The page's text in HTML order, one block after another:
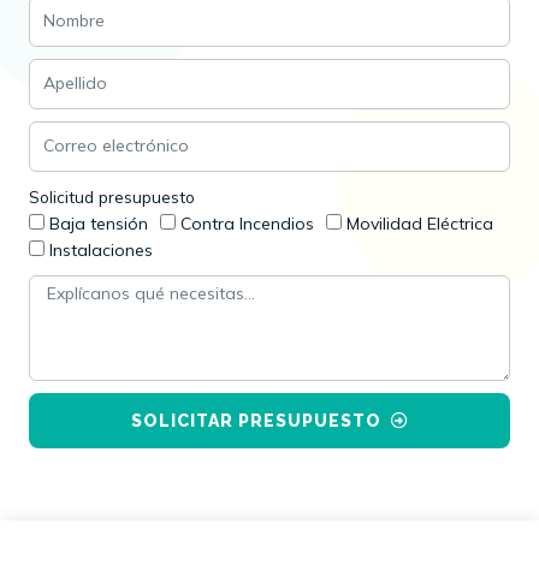
Solicitud presupuesto
Baja tensión Contra Incendios
Movilidad Eléctrica
Instalaciones
SOLICITAR PRESUPUESTO